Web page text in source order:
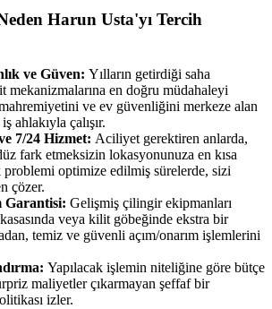
Harun Usta'yı Tercih
ve Güven: Yılların getirdiği saha
mekanizmalarına en doğru müdahaleyi
ve ev güvenliğini merkeze alan
ahlakıyla çalışır.
7/24 Hizmet: Aciliyet gerektiren anlarda,
fark etmeksizin lokasyonunuza en kısa
problemi optimize edilmiş sürelerde, sizi
çözer.
Garantisi: Gelişmiş çilingir ekipmanları
veya kilit göbeğinde ekstra bir
temiz ve güvenli açım/onarım işlemlerini
Yapılacak işlemin niteliğine göre bütçe
maliyetler çıkarmayan şeffaf bir
izler.